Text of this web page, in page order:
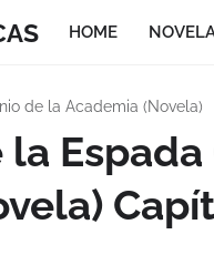
HOME
de la Academia (Novela)